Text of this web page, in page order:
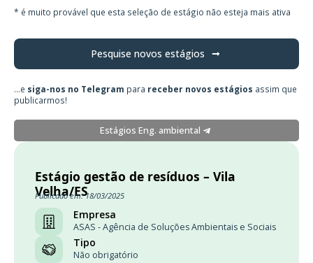
* é muito provável que esta seleção de estágio não esteja mais ativa
Pesquise novos estágios
...e siga-nos no Telegram para receber novos estágios assim que
publicarmos!
Estágios Eng. ambiental
Estágio gestão de resíduos – Vila
Velha/ES
Publicado em: 18/03/2025
Empresa
ASAS - Agência de Soluções Ambientais e Sociais
Tipo
Não obrigatório